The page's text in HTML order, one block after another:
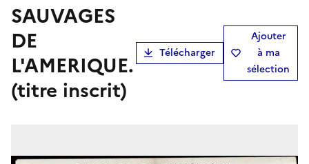
SAUVAGES
DE
L'AMERIQUE.
(titre inscrit)
Télécharger
Ajouter
à ma
sélection